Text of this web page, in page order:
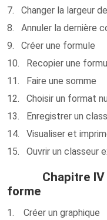
7. Changer la largeur
8. Annuler la dernière
9. Créer une formule
10. Recopier une
11. Faire une somme
12. Choisir un format
13. Enregistrer un
14. Visualiser et
15. Ouvrir un classeur
Chapitre IV :
forme
1. Créer un graphique